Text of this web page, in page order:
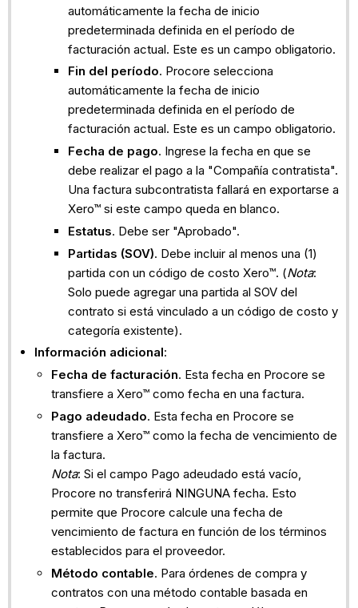
automáticamente la fecha de inicio
predeterminada definida en el período de
facturación actual. Este es un campo obligatorio.
Fin del período. Procore selecciona
automáticamente la fecha de inicio
predeterminada definida en el período de
facturación actual. Este es un campo obligatorio.
Fecha de pago. Ingrese la fecha en que se
debe realizar el pago a la "Compañía contratista".
Una factura subcontratista fallará en exportarse a
Xero™ si este campo queda en blanco.
Estatus. Debe ser "Aprobado".
Partidas (SOV). Debe incluir al menos una (1)
partida con un código de costo Xero™. (Nota:
Solo puede agregar una partida al SOV del
contrato si está vinculado a un código de costo y
categoría existente).
Información adicional:
Fecha de facturación. Esta fecha en Procore se
transfiere a Xero™ como fecha en una factura.
Pago adeudado. Esta fecha en Procore se
transfiere a Xero™ como la fecha de vencimiento de
la factura.
Nota: Si el campo Pago adeudado está vacío,
Procore no transferirá NINGUNA fecha. Esto
permite que Procore calcule una fecha de
vencimiento de factura en función de los términos
establecidos para el proveedor.
Método contable. Para órdenes de compra y
contratos con una método contable basada en